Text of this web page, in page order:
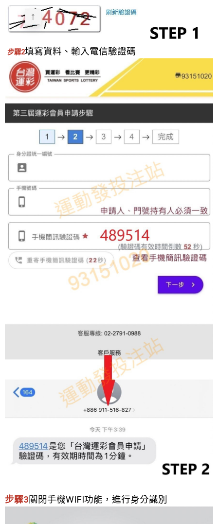
步驟2填寫資料、輸入電信驗證碼
步驟3關閉手機WIFI功能，進行身分識別